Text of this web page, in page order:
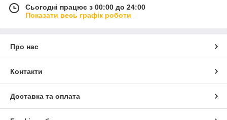
Сьогодні працює з 00:00 до 24:00
Показати весь графік роботи
Про нас
Контакти
Доставка та оплата